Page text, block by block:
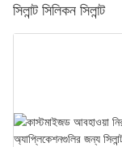
সিলান্ট সিলিকন সিলান্ট